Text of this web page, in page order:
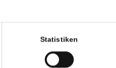
Statistiken